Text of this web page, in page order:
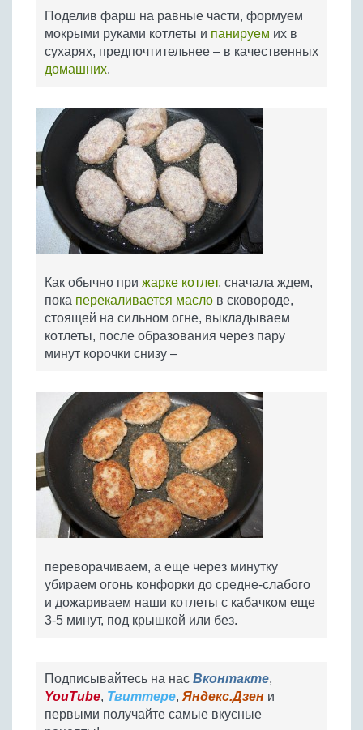
Поделив фарш на равные части, формуем
мокрыми руками котлеты и панируем их в
сухарях, предпочтительнее – в качественных
домашних.
Как обычно при жарке котлет, сначала ждем,
пока перекаливается масло в сковороде,
стоящей на сильном огне, выкладываем
котлеты, после образования через пару
минут корочки снизу –
переворачиваем, а еще через минутку
убираем огонь конфорки до средне-слабого
и дожариваем наши котлеты с кабачком еще
3-5 минут, под крышкой или без.
Подписывайтесь на нас Вконтакте,
YouTube, Твиттере, Яндекс.Дзен и
первыми получайте самые вкусные